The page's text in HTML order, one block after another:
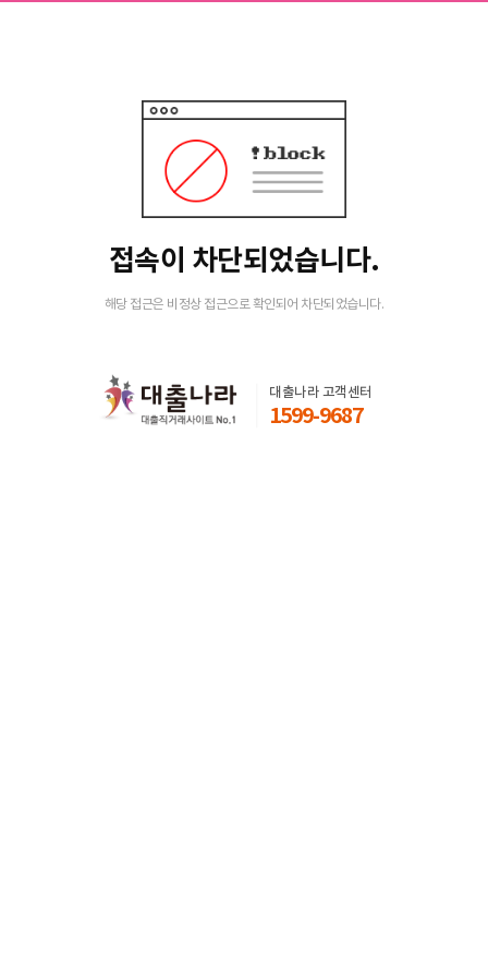
접속이 차단되었습니다.
해당 접근은 비정상 접근으로 확인되어 차단되었습니다.
대출나라 고객센터
1599-9687